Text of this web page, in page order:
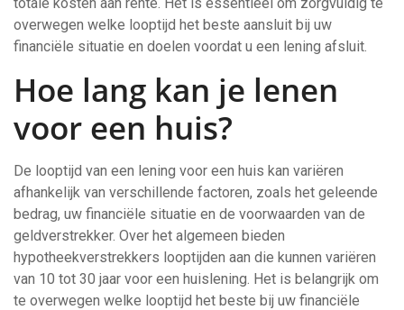
overwegen welke looptijd het beste aansluit bij uw
financiële situatie en doelen voordat u een lening afsluit.
Hoe lang kan je lenen
voor een huis?
De looptijd van een lening voor een huis kan variëren
afhankelijk van verschillende factoren, zoals het geleende
bedrag, uw financiële situatie en de voorwaarden van de
geldverstrekker. Over het algemeen bieden
hypotheekverstrekkers looptijden aan die kunnen variëren
van 10 tot 30 jaar voor een huislening. Het is belangrijk om
te overwegen welke looptijd het beste bij uw financiële